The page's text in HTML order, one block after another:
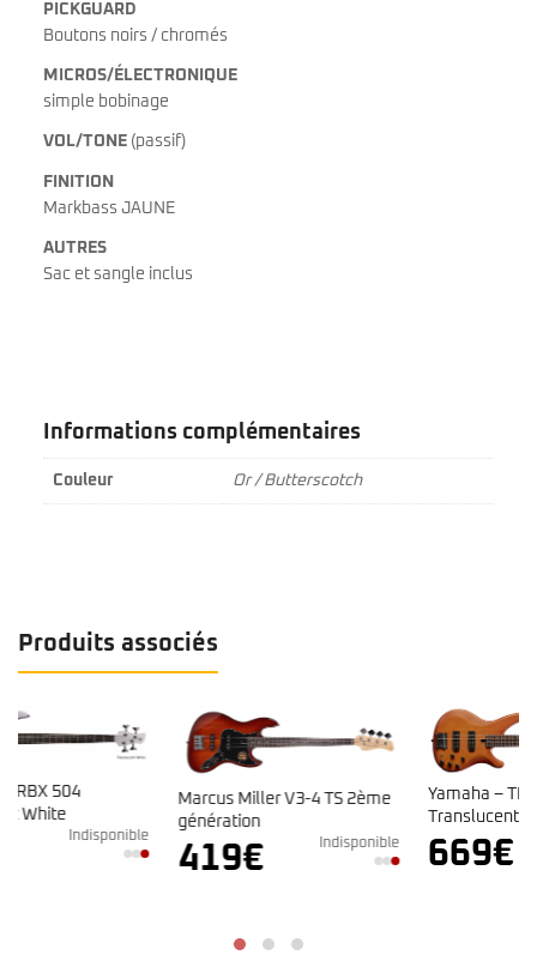
PICKGUARD
Boutons noirs / chromés
MICROS/ÉLECTRONIQUE
simple bobinage
VOL/TONE (passif)
FINITION
Markbass JAUNE
AUTRES
Sac et sangle inclus
Informations complémentaires
Couleur Or / Butterscotch
Produits associés
Marcus Miller V3-4 TS 2ème
génération
Indisponible
Yamaha – TRBX 504
669€ Indisponible